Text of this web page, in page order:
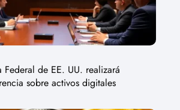
Federal de EE. UU. realizará
sobre activos digitales